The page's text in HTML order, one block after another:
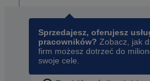
Sprzedajesz, oferujesz
pracowników? Zobacz, jak
firm możesz dotrzeć do
swoje cele.